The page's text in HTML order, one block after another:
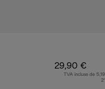
29,90 €
TVA incluse de